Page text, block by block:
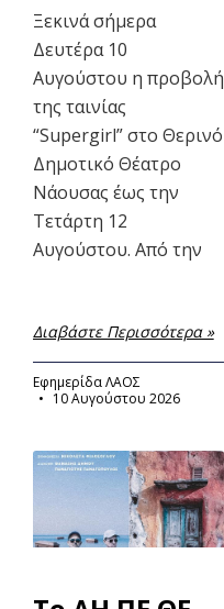
Ξεκινά σήμερα
Δευτέρα 10
Αυγούστου η προβολή
της ταινίας
“Supergirl” στο Θερινό
Δημοτικό Θέατρο
Νάουσας έως την
Τετάρτη 12
Αυγούστου. Από την
Διαβάστε Περισσότερα »
Εφημερίδα ΛΑΟΣ
10 Αυγούστου 2026